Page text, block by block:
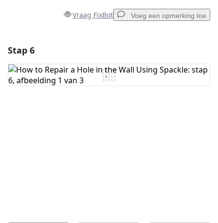
Vraag FixBot Voeg een opmerking toe
Voeg opmerking toe
Stap 6